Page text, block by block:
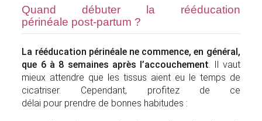
Quand débuter la rééducation
périnéale post-partum ?
La rééducation périnéale ne commence, en général,
que 6 à 8 semaines après l’accouchement . Il vaut
mieux attendre que les tissus aient eu le temps de
cicatriser. Cependant, profitez de ce
délai pour prendre de bonnes habitudes :